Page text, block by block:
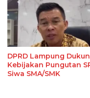
DPRD Lampung
Kebijakan Pungutan
Siwa SMA/SMK